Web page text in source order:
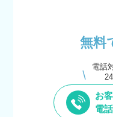
無料
電話
お
電